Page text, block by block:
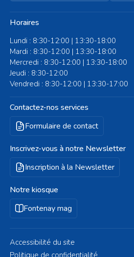
Horaires
Lundi : 8:30-12:00 | 13:30-18:00
Mardi : 8:30-12:00 | 13:30-18:00
Mercredi : 8:30-12:00 | 13:30-18:00
Jeudi : 8:30-12:00
Vendredi : 8:30-12:00 | 13:30-17:00
Contactez-nos services
Formulaire de contact
Inscrivez-vous à notre Newsletter
Inscription à la Newsletter
Notre kiosque
Fontenay mag
Accessibilité du site
Politique de confidentialité